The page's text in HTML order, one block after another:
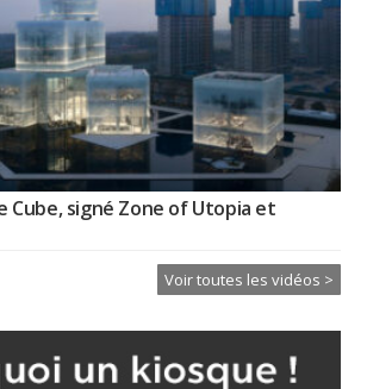
Cube, signé Zone of Utopia et
Voir toutes les vidéos >